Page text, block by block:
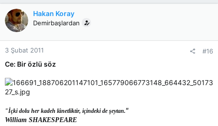
Hakan Koray
Demirbaşlardan
3 Şubat 2011 #16
Ce: Bir özlü söz
"İçki dolu her kadeh lânetliktir, içindeki de şeytan."
William SHAKESPEARE